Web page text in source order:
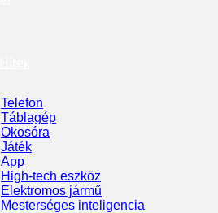
Telefon
Táblagép
Okosóra
Játék
App
High-tech eszköz
Elektromos jármű
Mesterséges inteligencia